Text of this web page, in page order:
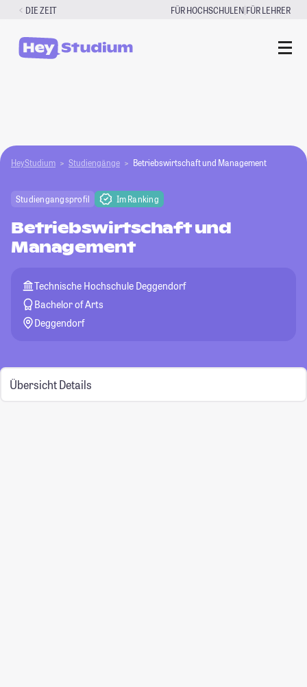
Zum
springen
DIE ZEIT FÜR HOCHSCHULEN|FÜR LEHRER
HeyStudium Studiengänge Betriebswirtschaft und Management
Studiengangsprofil Im Ranking
Betriebswirtschaft und
Management
Technische Hochschule Deggendorf
Bachelor of Arts
Deggendorf
Übersicht Details